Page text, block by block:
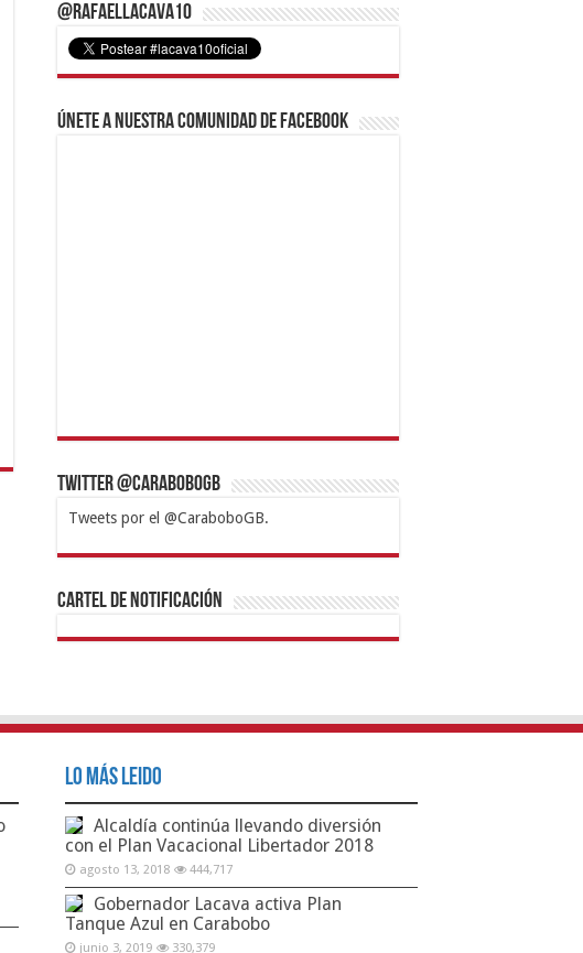
@RafaelLacava10
Únete a nuestra comunidad de Facebook
Twitter @CaraboboGB
Tweets por el @CaraboboGB.
1xbetBetturkeyBetistKralbetSupertotobetTipobet
https://mvbcasino.com/
Cartel de Notificación
Lo Más Leido
Alcaldía continúa llevando diversión
con el Plan Vacacional Libertador 2018
agosto 13, 2018 444,717
Gobernador Lacava activa Plan
Tanque Azul en Carabobo
junio 3, 2019 330,379